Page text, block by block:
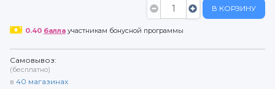
В КОРЗИНУ
0.40 баллаучастникам бонусной программы
Самовывоз:
(бесплатно)
в 40 магазинах